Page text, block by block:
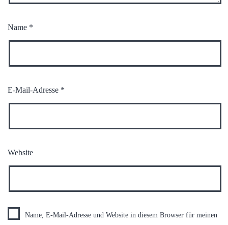
Name *
E-Mail-Adresse *
Website
Name, E-Mail-Adresse und Website in diesem Browser für meinen